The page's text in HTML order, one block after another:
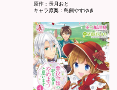
原作：長月おと
キャラ原案：鳥飼やすゆき